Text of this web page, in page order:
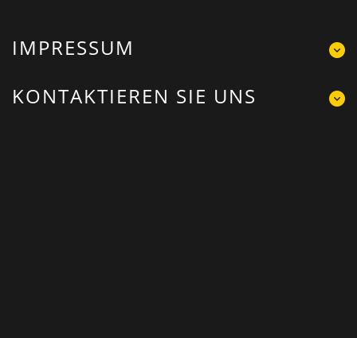
IMPRESSUM
KONTAKTIEREN SIE UNS